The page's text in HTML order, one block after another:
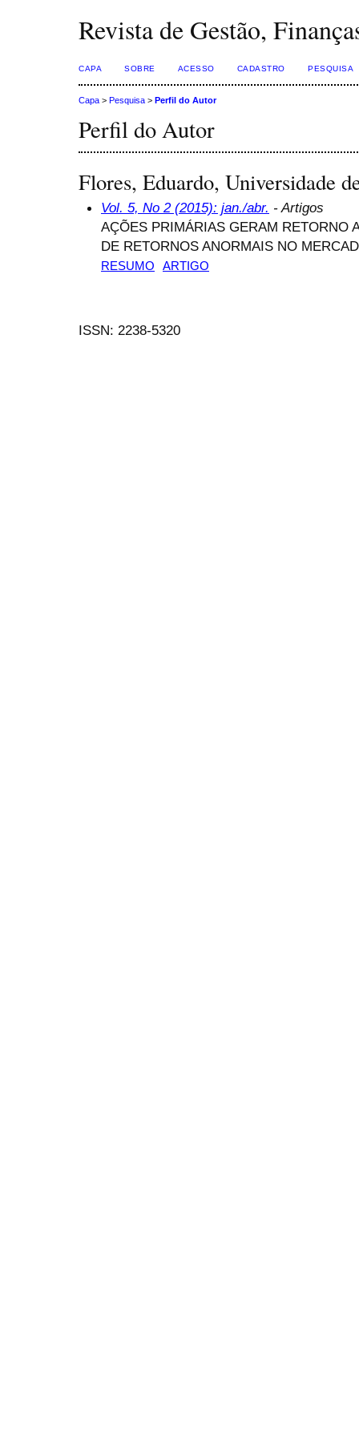
Revista de Gestão,
CAPA SOBRE ACESSO CADASTRO PESQUISA
Capa > Pesquisa > Perfil do Autor
Perfil do Autor
Flores, Eduardo, Universidade
Vol. 5, No 2 (2015): jan./abr. - Artigos
AÇÕES PRIMÁRIAS GERAM RETORNO
DE RETORNOS ANORMAIS NO
RESUMO ARTIGO
ISSN: 2238-5320